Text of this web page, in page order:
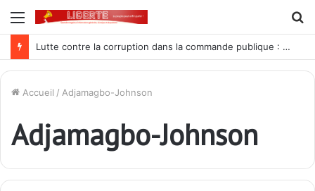
Menu
Lutte contre la corruption dans la commande publique : Qu’est-ce qui explique le silence du parquet général sur les dossiers de l’ARCOP?
Accueil / Adjamagbo-Johnson
Adjamagbo-Johnson